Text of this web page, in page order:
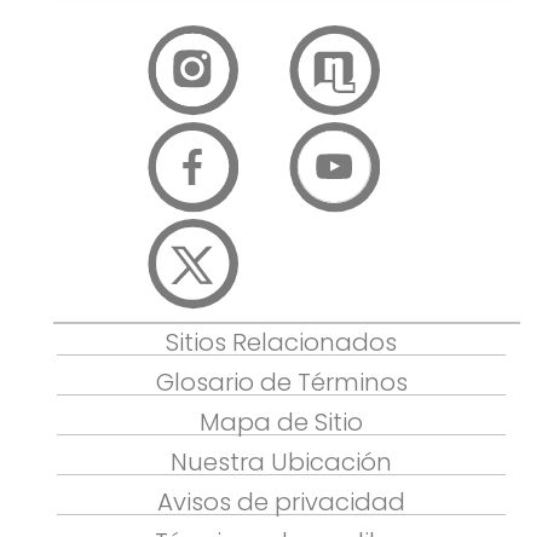
Sitios Relacionados
Glosario de Términos
Mapa de Sitio
Nuestra Ubicación
Avisos de privacidad